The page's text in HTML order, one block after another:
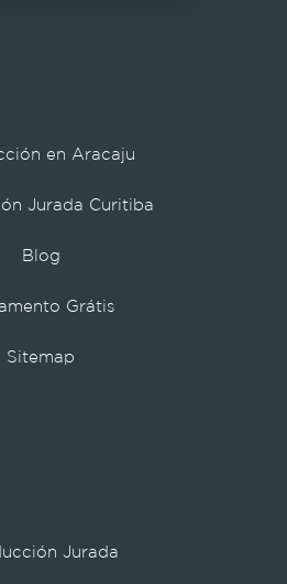
en Aracaju
Jurada Curitiba
Blog
Grátis
Sitemap
Jurada